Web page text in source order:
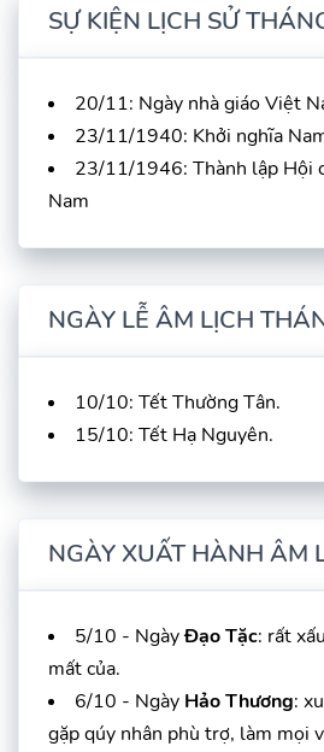
SỰ KIỆN LỊCH SỬ
20/11: Ngày nhà giáo Việt
23/11/1940: Khởi nghĩa
23/11/1946: Thành lập Hội
Nam
NGÀY LỄ ÂM LỊCH
10/10: Tết Thường Tân.
15/10: Tết Hạ Nguyên.
NGÀY XUẤT HÀNH ÂM
5/10 - NgàyĐạo Tặc: rất
mất của.
6/10 - Ngày Hảo Thương:
gặp qúy nhân phù trợ, làm mọi